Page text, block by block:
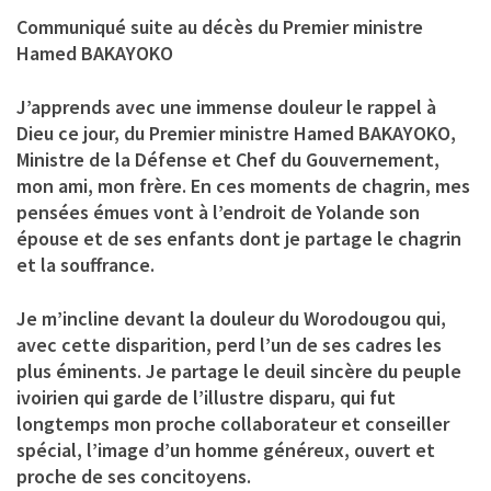
Communiqué suite au décès du Premier ministre
Hamed BAKAYOKO
J’apprends avec une immense douleur le rappel à
Dieu ce jour, du Premier ministre Hamed BAKAYOKO,
Ministre de la Défense et Chef du Gouvernement,
mon ami, mon frère. En ces moments de chagrin, mes
pensées émues vont à l’endroit de Yolande son
épouse et de ses enfants dont je partage le chagrin
et la souffrance.
Je m’incline devant la douleur du Worodougou qui,
avec cette disparition, perd l’un de ses cadres les
plus éminents. Je partage le deuil sincère du peuple
ivoirien qui garde de l’illustre disparu, qui fut
longtemps mon proche collaborateur et conseiller
spécial, l’image d’un homme généreux, ouvert et
proche de ses concitoyens.